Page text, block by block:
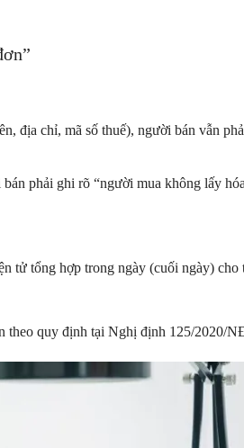
địa chỉ, mã số thuế), người bán vẫn
phải ghi rõ “người mua không lấy
tử tổng hợp trong ngày (cuối ngày) cho
theo quy định tại Nghị định 125/2020/